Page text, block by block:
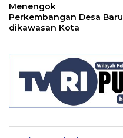
Menengok
Perkembangan Desa Baru
dikawasan Kota